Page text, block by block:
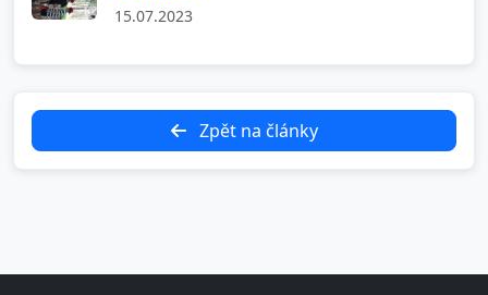
15.07.2023
Zpět na články